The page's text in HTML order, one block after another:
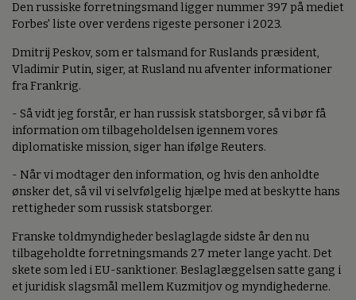
Den russiske forretningsmand ligger nummer 397 på mediet
Forbes' liste over verdens rigeste personer i 2023.
Dmitrij Peskov, som er talsmand for Ruslands præsident,
Vladimir Putin, siger, at Rusland nu afventer informationer
fra Frankrig.
- Så vidt jeg forstår, er han russisk statsborger, så vi bør få
information om tilbageholdelsen igennem vores
diplomatiske mission, siger han ifølge Reuters.
- Når vi modtager den information, og hvis den anholdte
ønsker det, så vil vi selvfølgelig hjælpe med at beskytte hans
rettigheder som russisk statsborger.
Franske toldmyndigheder beslaglagde sidste år den nu
tilbageholdte forretningsmands 27 meter lange yacht. Det
skete som led i EU-sanktioner. Beslaglæggelsen satte gang i
et juridisk slagsmål mellem Kuzmitjov og myndighederne.